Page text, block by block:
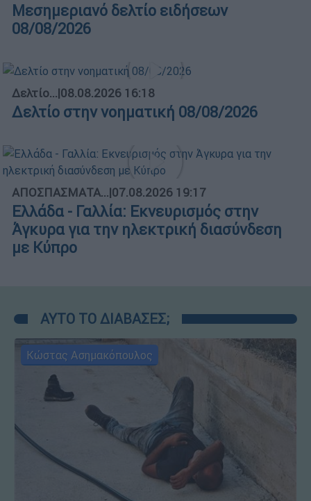
Μεσημεριανό δελτίο ειδήσεων
08/08/2026
Δελτίο...|08.08.2026 16:18
Δελτίο στην νοηματική 08/08/2026
ΑΠΟΣΠΑΣΜΑΤΑ...|07.08.2026 19:17
Ελλάδα - Γαλλία: Εκνευρισμός στην
Άγκυρα για την ηλεκτρική διασύνδεση
με Κύπρο
ΑΥΤΟ ΤΟ ΔΙΑΒΑΣΕΣ;
Κώστας Ασημακόπουλος